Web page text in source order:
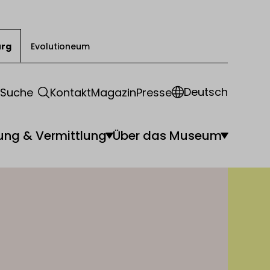
Evolutioneum
& Vermittlung Über das Museum
Suche KontaktMagazinPresse Deutsch